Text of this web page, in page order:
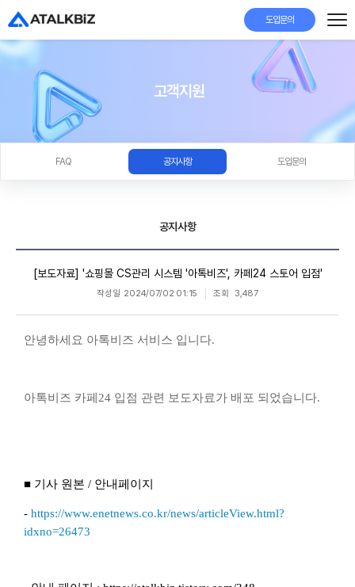
도입문의
고객지원
FAQ 공지사항 도입문의
공지사항
[보도자료] '쇼핑몰 CS관리 시스템 '아톡비즈', 카페24 스토어 입점'
작성일 2024/07/02 01:15 조회 3,487
안녕하세요 아톡비즈 서비스 입니다.
아톡비즈 카페24 입점 관련 보도자료가 배포 되었습니다.
■ 기사 원본 / 안내페이지
- https://www.enetnews.co.kr/news/articleView.html?
idxno=26473